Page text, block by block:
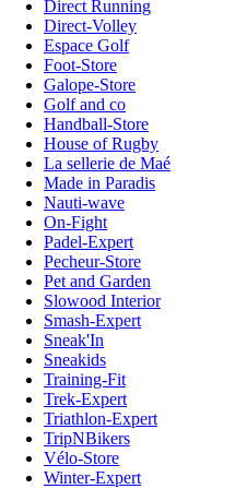
Direct Running
Direct-Volley
Espace Golf
Foot-Store
Galope-Store
Golf and co
Handball-Store
House of Rugby
La sellerie de Maé
Made in Paradis
Nauti-wave
On-Fight
Padel-Expert
Pecheur-Store
Pet and Garden
Slowood Interior
Smash-Expert
Sneak'In
Sneakids
Training-Fit
Trek-Expert
Triathlon-Expert
TripNBikers
Vélo-Store
Winter-Expert